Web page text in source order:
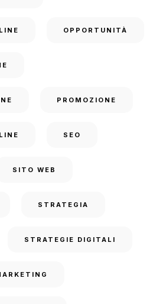
OPPORTUNITÀ
PROMOZIONE
SEO
SITO WEB
STRATEGIA
STRATEGIE DIGITALI